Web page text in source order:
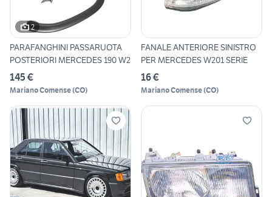
2
PARAFANGHINI PASSARUOTA
POSTERIORI MERCEDES 190 W2
145 €
Mariano Comense(CO)
FANALE ANTERIORE SINISTRO
PER MERCEDES W201 SERIE
16 €
Mariano Comense(CO)